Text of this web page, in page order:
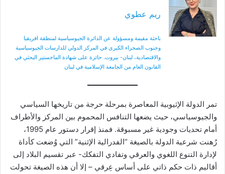
ريم عطوي
باحثة مقيمة ومسؤولة عن الدائرة الجيوسياسية لمنطقة افريقيا
وجنوب الصحراء الكبرى في المركز الدولي للدارسات الجيوسياسية
والاقتصادية، لبنان- بيروت. حائزة على شهادة الماجستير البحثي في
القانون العام من الجامعة الإسلامية في لبنان
تمر الدولة الإثيوبية المعاصرة بمرحلة حرجة من تاريخها السياسي
والجيوسياسي، حيث يضعها التنافس المحموم بين المركز والأطراف
أمام تحديات وجودية غير مسبوقة. فمنذ إقرار دستور عام 1995،
رُهنت شرعية الدولة بالصيغة “الفدرالية الإثنية” التي وُضعت كأداة
لإدارة التنوع اللغوي والعرقي وتفادي التفكك- عبر تقسيم البلاد إلى
أقاليم ذات حكم ذاتي على أساس عِرقي – إلا أن هذه الصيغة تحولت